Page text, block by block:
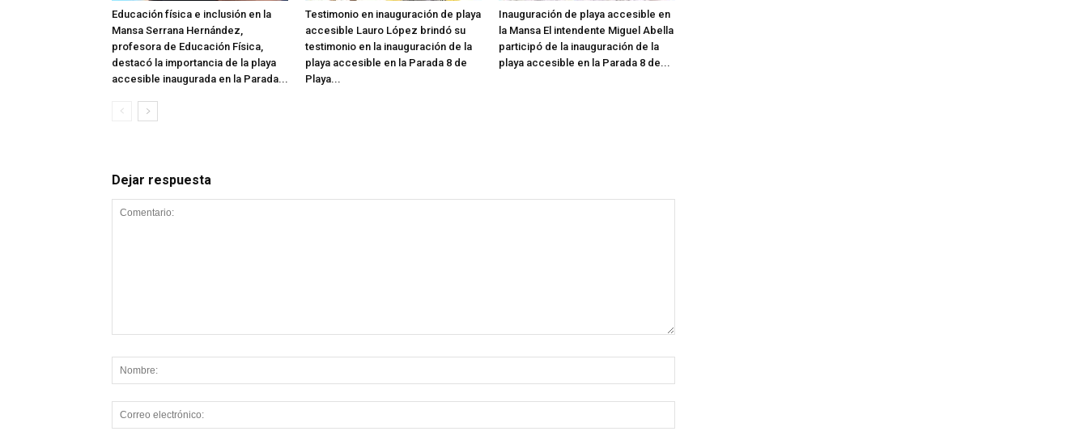
Educación física e inclusión en la
Mansa Serrana Hernández,
profesora de Educación Física,
destacó la importancia de la playa
accesible inaugurada en la Parada...
Testimonio en inauguración de playa
accesible Lauro López brindó su
testimonio en la inauguración de la
playa accesible en la Parada 8 de
Playa...
Inauguración de playa accesible en
la Mansa El intendente Miguel Abella
participó de la inauguración de la
playa accesible en la Parada 8 de...
Dejar respuesta